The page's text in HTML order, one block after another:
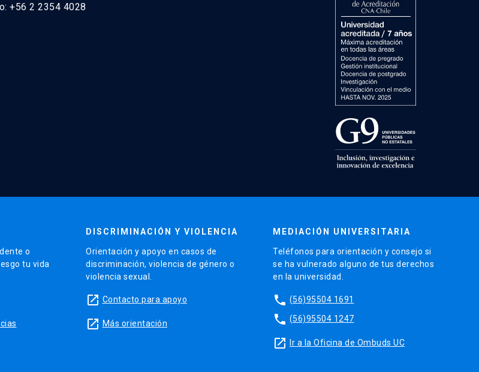
+56 2 2354 4028
o
tu vida
DISCRIMINACIÓN Y VIOLENCIA
Orientación y apoyo en casos de
discriminación, violencia de género o
violencia sexual.
launch Contacto para apoyo
launch Más orientación
MEDIACIÓN UNIVERSITARIA
Teléfonos para orientación y consejo si
se ha vulnerado alguno de tus derechos
en la universidad.
phone (56)95504 1691
phone (56)95504 1247
launch Ir a la Oficina de Ombuds UC